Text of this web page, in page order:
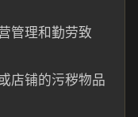
管理和勤劳致
店铺的污秽物品